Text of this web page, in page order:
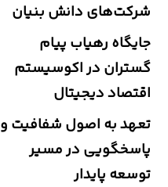
شرکت‌های دانش‌ بنیان
جایگاه رهیاب پیام‌
گستران در اکوسیستم
اقتصاد دیجیتال
تعهد به اصول شفافیت و
پاسخگویی در مسیر
توسعه پایدار